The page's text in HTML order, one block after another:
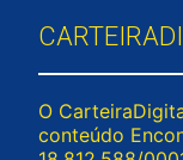
O
conteúdo